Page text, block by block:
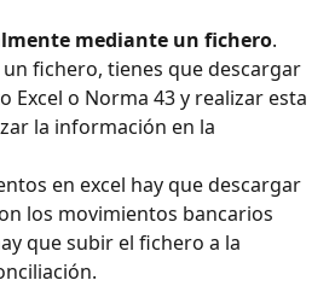
mediante un fichero.
fichero, tienes que descargar
o Norma 43 y realizar esta
la información en la
en excel hay que descargar
los movimientos bancarios
que subir el fichero a la